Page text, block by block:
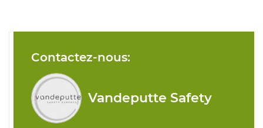
Contactez-nous:
Vandeputte Safety